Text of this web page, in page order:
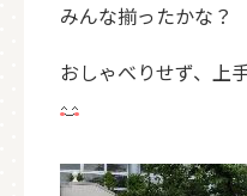
みんな揃ったかな？
おしゃべりせず、上